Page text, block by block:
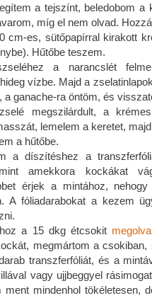
a tejszínt, beledobom
míg el nem olvad.
cm-es, sütőpapírral kirakott
Hűtőbe teszem.
a narancslét
vízbe. Majd a
a ganache-ra öntöm, és
megszilárdult, a
lemelem a keretet,
a hűtőbe.
a díszítéshez a
amekkora kockákat
érjek a mintához,
A fóliadarabokat a kezem
a 15 dkg étcsokit
megmártom a
transzferfóliát, és a
vagy ujjbeggyel
ment mindenhol tökéletesen,